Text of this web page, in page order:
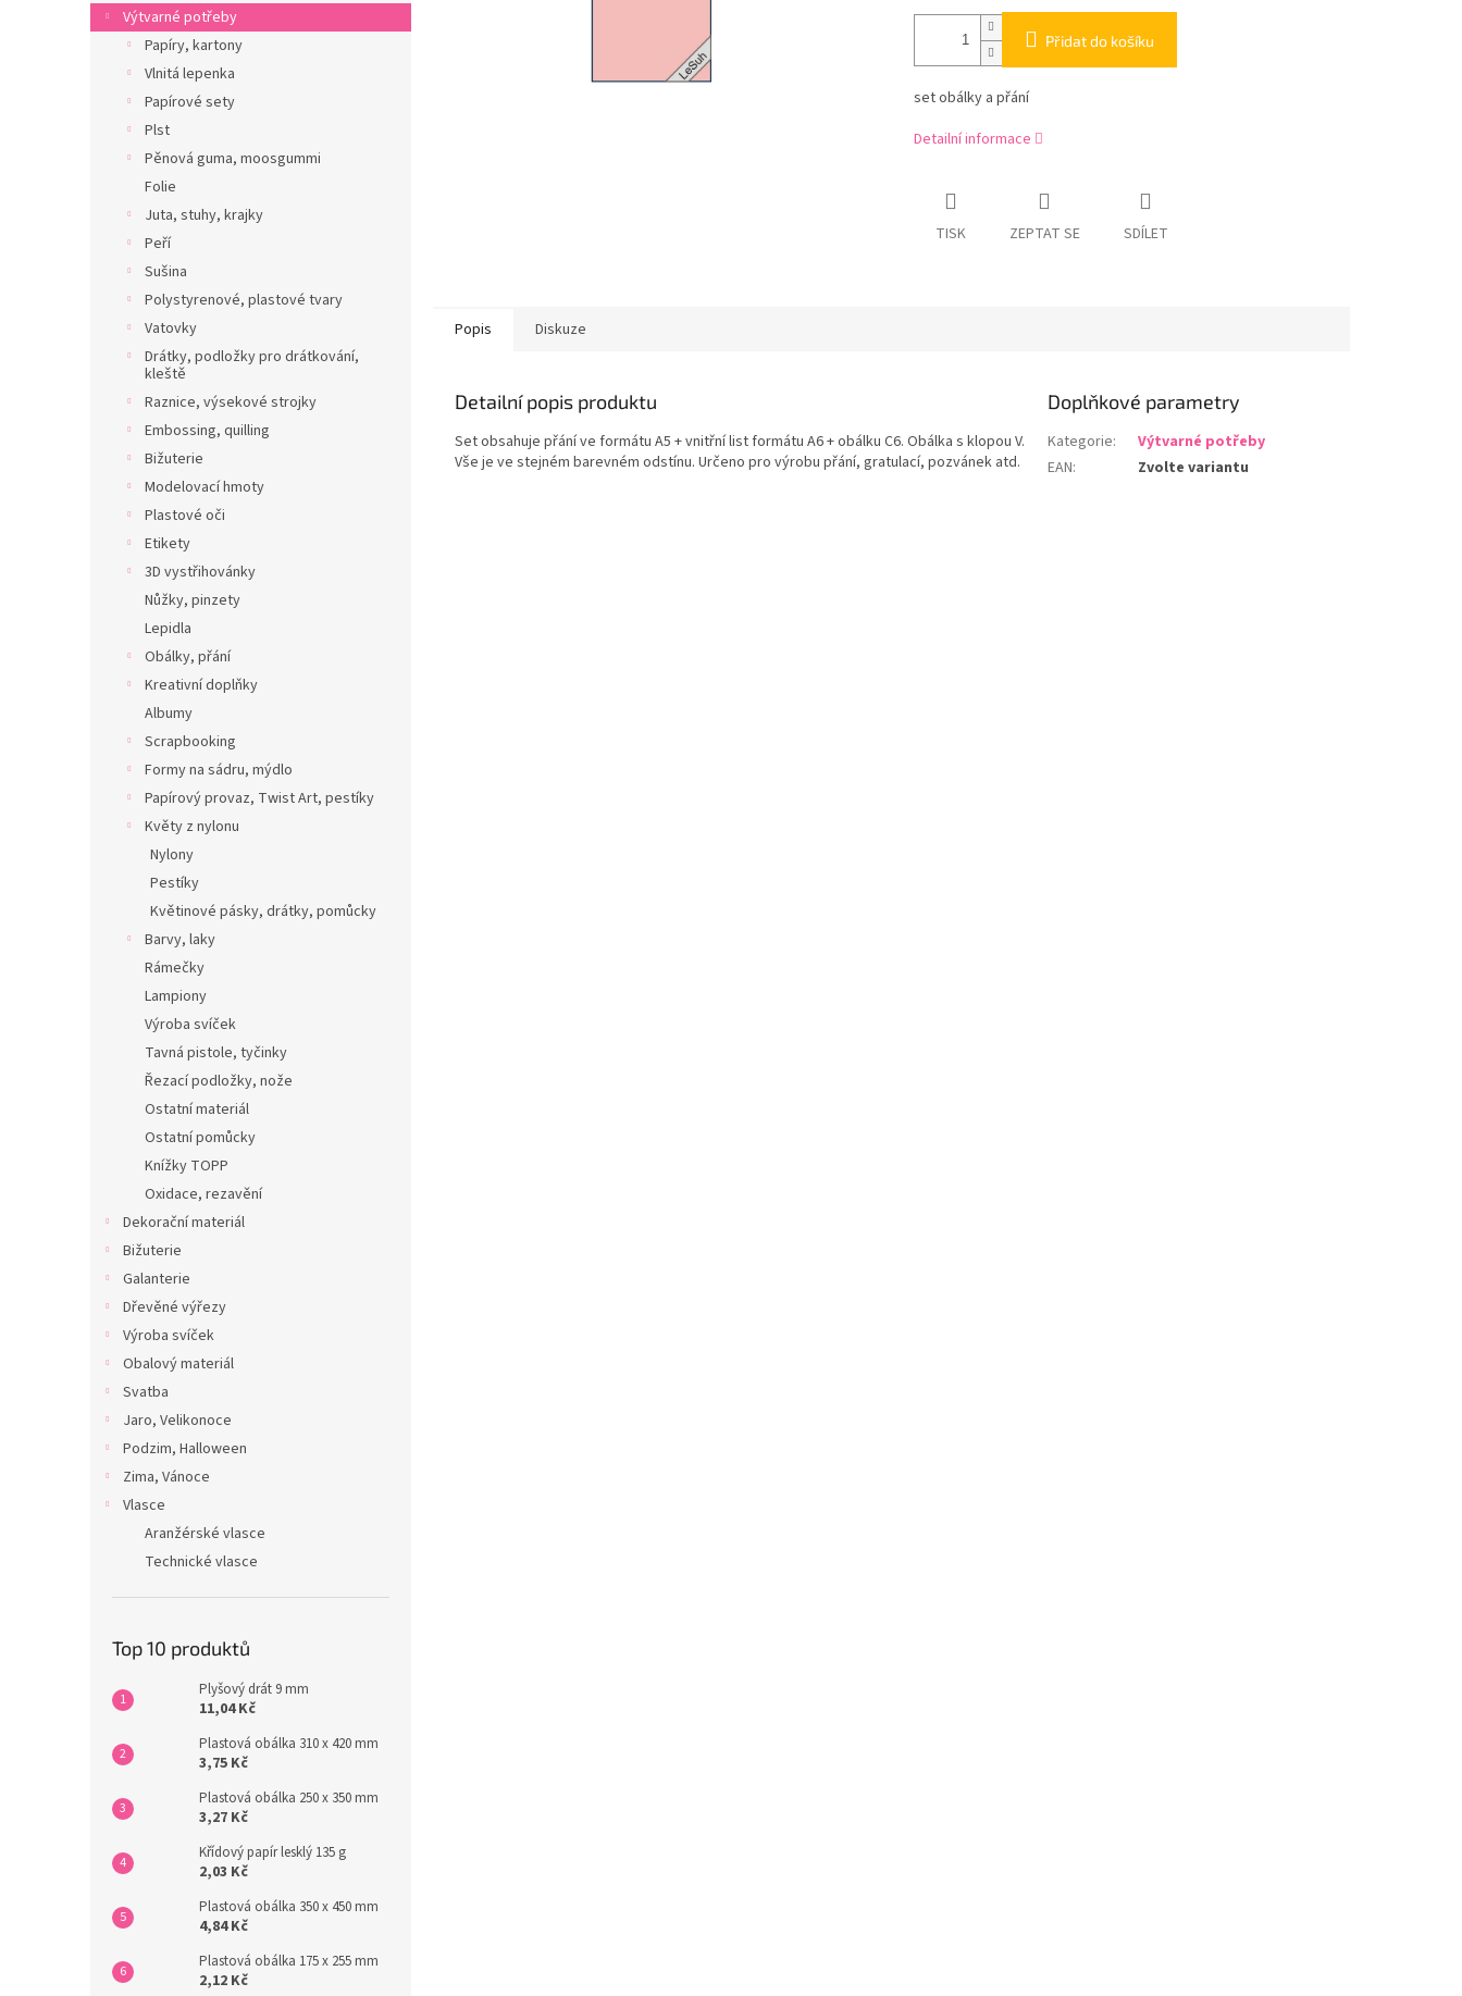
n
e
Výtvarné potřeby
Papíry, kartony
Vlnitá lepenka
Papírové sety
Plst
Pěnová guma, moosgummi
Folie
Juta, stuhy, krajky
Peří
Sušina
Polystyrenové, plastové tvary
Vatovky
Drátky, podložky pro drátkování,
kleště
Raznice, výsekové strojky
Embossing, quilling
Bižuterie
Modelovací hmoty
Plastové oči
Etikety
3D vystřihovánky
Nůžky, pinzety
Lepidla
Obálky, přání
Kreativní doplňky
Albumy
Scrapbooking
Formy na sádru, mýdlo
Papírový provaz, Twist Art, pestíky
Květy z nylonu
Nylony
Pestíky
Květinové pásky, drátky, pomůcky
Barvy, laky
Rámečky
Lampiony
Výroba svíček
Tavná pistole, tyčinky
Řezací podložky, nože
Ostatní materiál
Ostatní pomůcky
Knížky TOPP
Oxidace, rezavění
Dekorační materiál
Bižuterie
Galanterie
Dřevěné výřezy
Výroba svíček
Obalový materiál
Svatba
Jaro, Velikonoce
Podzim, Halloween
Zima, Vánoce
Vlasce
Aranžérské vlasce
Technické vlasce
Top 10 produktů
Plyšový drát 9 mm
11,04 Kč
Plastová obálka 310 x 420 mm
3,75 Kč
Plastová obálka 250 x 350 mm
3,27 Kč
Křídový papír lesklý 135 g
2,03 Kč
Plastová obálka 350 x 450 mm
4,84 Kč
Plastová obálka 175 x 255 mm
2,12 Kč
Přidat do košíku
set obálky a přání
Detailní informace
TISK ZEPTAT SE SDÍLET
Popis Diskuze
Detailní popis produktu
Set obsahuje přání ve formátu A5 + vnitřní list formátu A6 + obálku C6. Obálka s klopou V.
Vše je ve stejném barevném odstínu. Určeno pro výrobu přání, gratulací, pozvánek atd.
Doplňkové parametry
Kategorie:
Výtvarné potřeby
EAN: Zvolte variantu